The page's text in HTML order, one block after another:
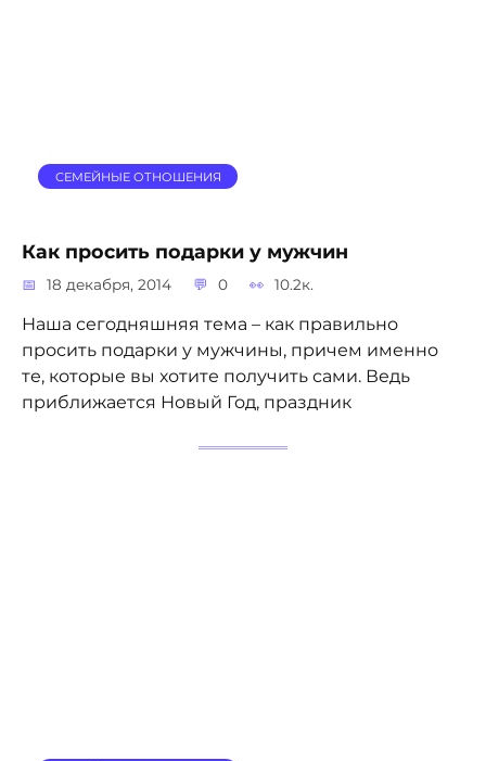
СЕМЕЙНЫЕ ОТНОШЕНИЯ
Как просить подарки у мужчин
18 декабря, 2014 0 10.2к.
Наша сегодняшняя тема – как правильно
просить подарки у мужчины, причем именно
те, которые вы хотите получить сами. Ведь
приближается Новый Год, праздник